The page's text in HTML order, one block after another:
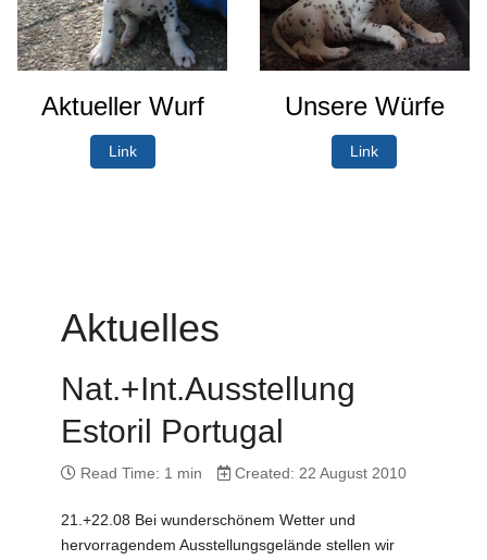
Aktueller Wurf
Link
Unsere Würfe
Link
Aktuelles
Nat.+Int.Ausstellung
Estoril Portugal
Read Time: 1 min Created: 22 August 2010
21.+22.08 Bei wunderschönem Wetter und
hervorragendem Ausstellungsgelände stellen wir